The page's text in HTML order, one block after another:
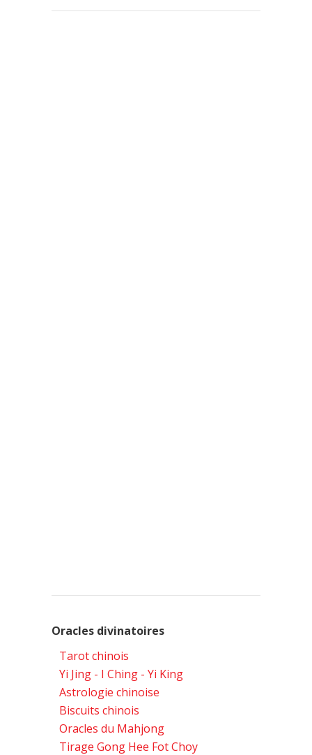
Oracles divinatoires
Tarot chinois
Yi Jing - I Ching - Yi King
Astrologie chinoise
Biscuits chinois
Oracles du Mahjong
Tirage Gong Hee Fot Choy